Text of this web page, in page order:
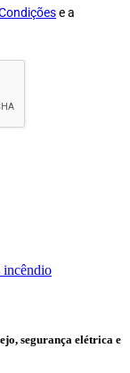
e a
incêndio
segurança elétrica e